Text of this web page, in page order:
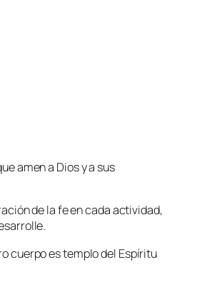
amen a Dios y a sus
de la fe en cada actividad,
cuerpo es templo del Espíritu